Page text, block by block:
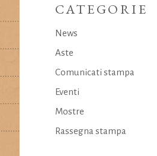
CATEGORIE
News
Aste
Comunicati stampa
Eventi
Mostre
Rassegna stampa